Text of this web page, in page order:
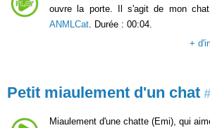
ouvre la porte. Il s'agit de mon
ANMLCat. Durée : 00:04.
+
Petit miaulement d'un chat
Miaulement d'une chatte (Emi), qui